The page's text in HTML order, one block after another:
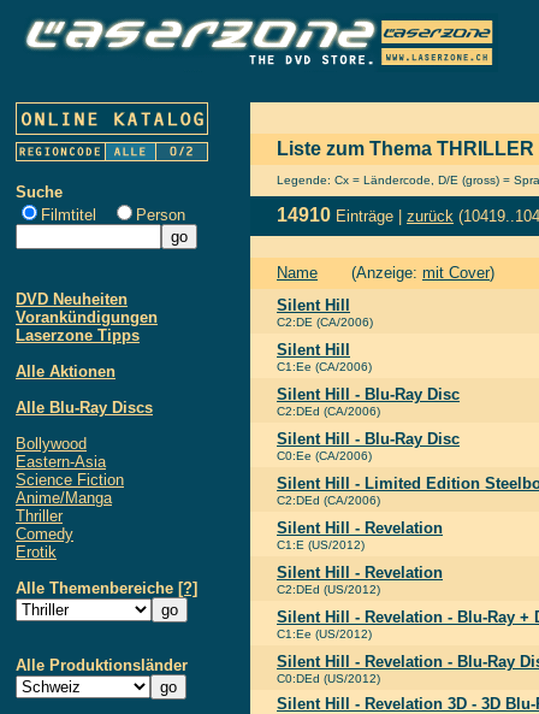
Suche
Filmtitel
Person
DVD Neuheiten
Vorankündigungen
Laserzone Tipps
Alle Aktionen
Alle Blu-Ray Discs
Bollywood
Eastern-Asia
Science Fiction
Anime/Manga
Thriller
Comedy
Erotik
Alle Themenbereiche [?]
Alle Produktionsländer
Liste zum Thema THRILLER
Legende: Cx = Ländercode, D/E (gross) =
14910 Einträge | zurück
Name (Anzeige: mit Cover)
Silent Hill
C2:DE (CA/2006)
Silent Hill
C1:Ee (CA/2006)
Silent Hill - Blu-Ray Disc
C2:DEd (CA/2006)
Silent Hill - Blu-Ray Disc
C0:Ee (CA/2006)
Silent Hill - Limited Edition
C2:DEd (CA/2006)
Silent Hill - Revelation
C1:E (US/2012)
Silent Hill - Revelation
C2:DEd (US/2012)
Silent Hill - Revelation - Blu-Ray +
C1:Ee (US/2012)
Silent Hill - Revelation - Blu-Ray
C0:DEd (US/2012)
Silent Hill - Revelation 3D - 3D